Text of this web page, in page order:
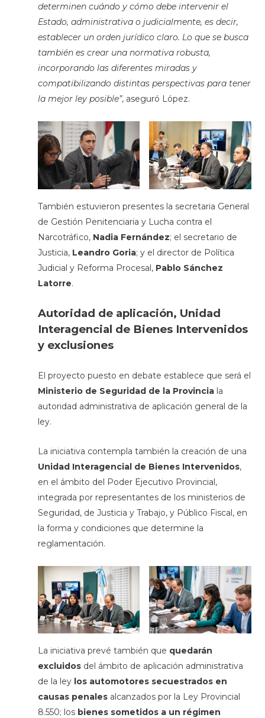
determinen cuándo y cómo debe intervenir el
Estado, administrativa o judicialmente, es decir,
establecer un orden jurídico claro. Lo que se busca
también es crear una normativa robusta,
incorporando las diferentes miradas y
compatibilizando distintas perspectivas para tener
la mejor ley posible”, aseguró López.
También estuvieron presentes la secretaria General
de Gestión Penitenciaria y Lucha contra el
Narcotráfico, Nadia Fernández; el secretario de
Justicia, Leandro Goria; y el director de Política
Judicial y Reforma Procesal, Pablo Sánchez
Latorre.
Autoridad de aplicación, Unidad
Interagencial de Bienes Intervenidos
y exclusiones
El proyecto puesto en debate establece que será el
Ministerio de Seguridad de la Provinciala
autoridad administrativa de aplicación general de la
ley.
La iniciativa contempla también la creación de una
Unidad Interagencial de Bienes Intervenidos,
en el ámbito del Poder Ejecutivo Provincial,
integrada por representantes de los ministerios de
Seguridad, de Justicia y Trabajo, y Público Fiscal, en
la forma y condiciones que determine la
reglamentación.
La iniciativa prevé también que quedarán
excluidosdel ámbito de aplicación administrativa
de la ley los automotores secuestrados en
causas penalesalcanzados por la Ley Provincial
8.550; los bienes sometidos a un régimen